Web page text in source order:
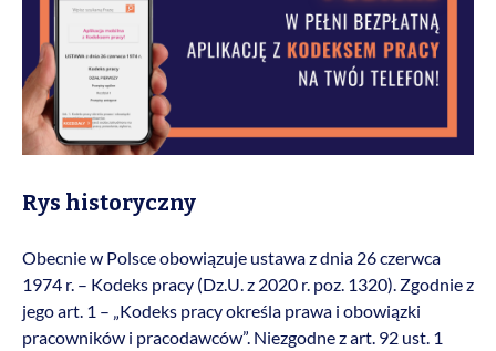
Rys historyczny
Obecnie w Polsce obowiązuje ustawa z dnia 26 czerwca
1974 r. – Kodeks pracy (Dz.U. z 2020 r. poz. 1320). Zgodnie z
jego art. 1 – „Kodeks pracy określa prawa i obowiązki
pracowników i pracodawców”. Niezgodne z art. 92 ust. 1